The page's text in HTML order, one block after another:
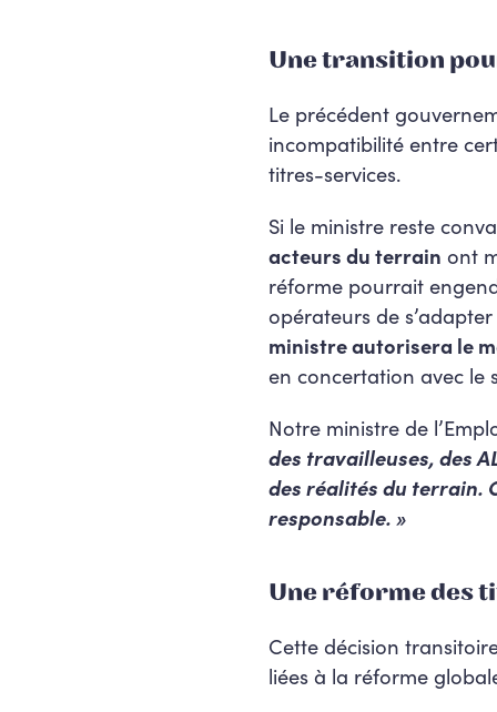
Une transition
Le précédent
incompatibilité entre
titres-services.
Si le ministre reste
acteurs du terrain ont
réforme pourrait
opérateurs de
ministre autorisera le
en concertation avec le
Notre ministre de
des travailleuses, des
des réalités du terrain.
responsable. »
Une réforme des
Cette décision
liées à la réforme